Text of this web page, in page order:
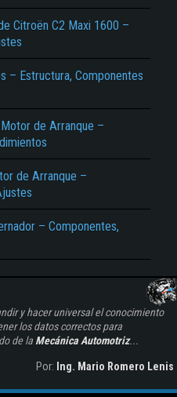
Citroën C2 Maxi 1600 –
– Estructura, Componentes
de Arranque –
de Arranque –
– Componentes,
y hacer universal el conocimiento
los datos correctos para
de la Mecánica Automotriz...
Por: Ing. Mario Romero Lenis